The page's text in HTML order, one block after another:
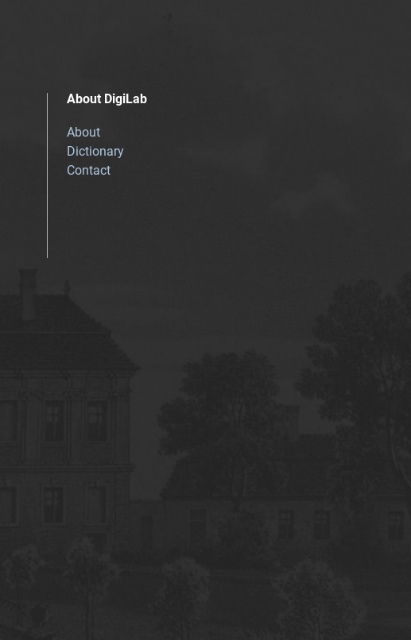
About DigiLab
About
Dictionary
Contact